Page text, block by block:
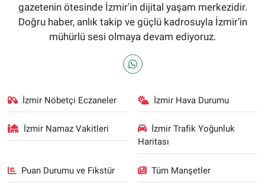
gazetenin ötesinde İzmir'in dijital yaşam merkezidir.
Doğru haber, anlık takip ve güçlü kadrosuyla İzmir’in
mühürlü sesi olmaya devam ediyoruz.
İzmir Nöbetçi Eczaneler İzmir Hava Durumu
İzmir Namaz Vakitleri
İzmir Trafik Yoğunluk
Haritası
Puan Durumu ve Fikstür Tüm Manşetler